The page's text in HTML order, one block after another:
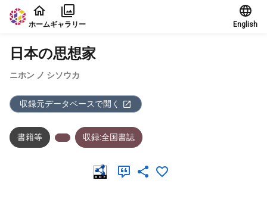
本文に飛ぶ
ホームギャラリー English
日本の思想家
ニホン ノ シソウカ
収録元データベースで開く
書籍等 収録:全国書誌